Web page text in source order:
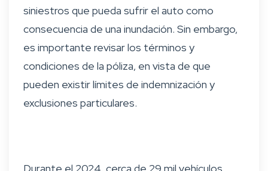
siniestros que pueda sufrir el auto como
consecuencia de una inundación. Sin embargo,
es importante revisar los términos y
condiciones de la póliza, en vista de que
pueden existir límites de indemnización y
exclusiones particulares.